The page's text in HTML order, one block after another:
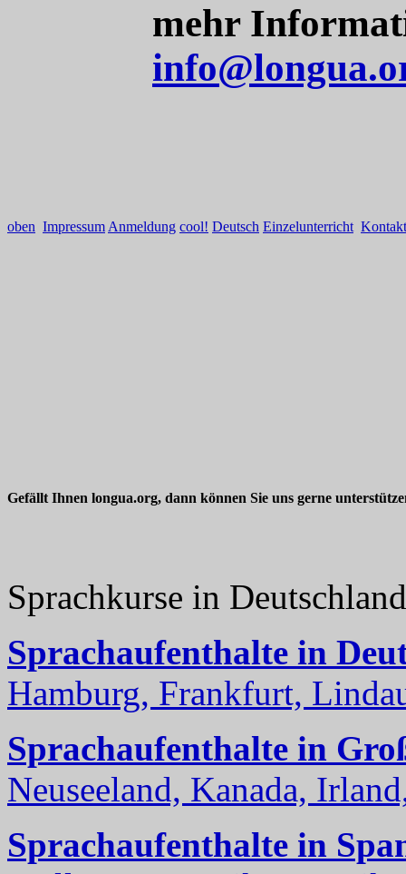
mehr
oben Impressum Anmeldung cool! Deutsch Einzelunterricht Kontakt
Gefällt Ihnen longua.org, dann können Sie uns gerne
Sprachkurse in
Sprachaufenthalte in
Hamburg, Frankfurt,
Sprachaufenthalte in
Neuseeland, Kanada,
Sprachaufenthalte in